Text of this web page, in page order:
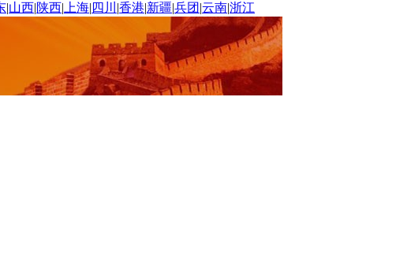
|山西|陕西| 上海| 四川 |香港|新疆|兵团 |云南|浙江